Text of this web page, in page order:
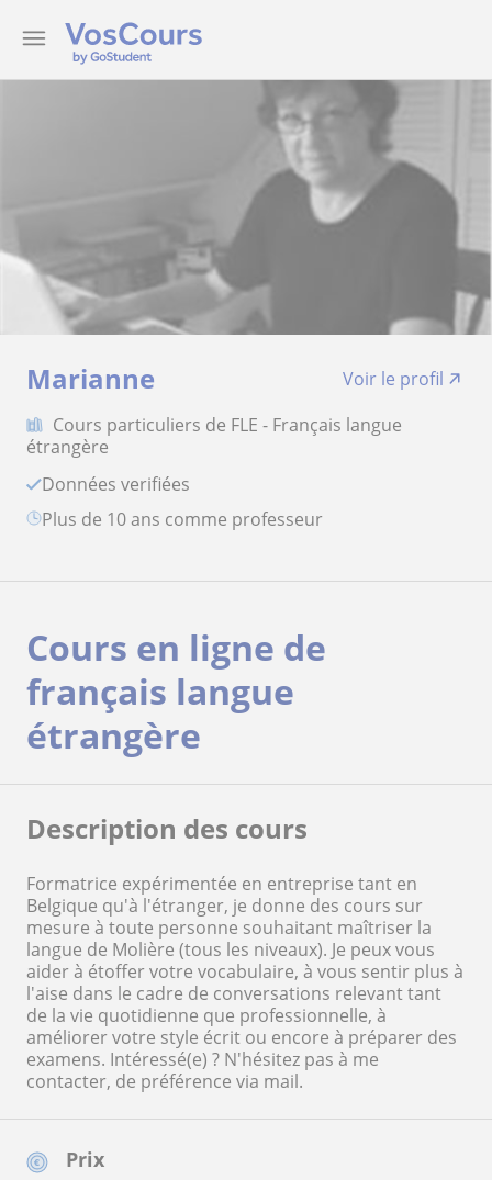
Marianne
Voir le profil
Cours particuliers de FLE - Français langue
étrangère
Données verifiées
plus de 10 ans comme professeur
Prix
Cours en ligne de
français langue
étrangère
Description des cours
Formatrice expérimentée en entreprise tant en
Belgique qu'à l'étranger, je donne des cours sur
mesure à toute personne souhaitant maîtriser la
langue de Molière (tous les niveaux). Je peux vous
aider à étoffer votre vocabulaire, à vous sentir plus à
l'aise dans le cadre de conversations relevant tant
de la vie quotidienne que professionnelle, à
améliorer votre style écrit ou encore à préparer des
examens. Intéressé(e) ? N'hésitez pas à me
contacter, de préférence via mail.